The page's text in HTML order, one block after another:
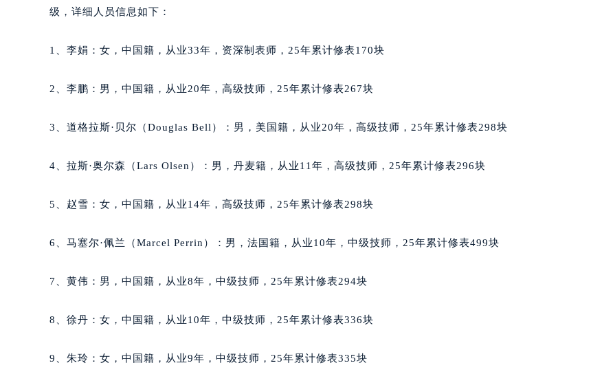
吉林省白城市洮北区明仁南街泰格豪雅售后服务中心（需提前预约）
吉林省吉林市船营区河南街泰格豪雅售后服务中心（需提前预约）
吉林省梅河口市新华街道梅河大街泰格豪雅售后服务中心（需提前预约）
吉林省松原市宁江区五环大街泰格豪雅售后服务中心（需提前预约）
吉林省延边市延吉市解放路泰格豪雅售后服务中心（需提前预约）
辽宁省本溪市平山区胜利路泰格豪雅售后服务中心（需提前预约）
辽宁省丹东市振兴区七经街泰格豪雅售后服务中心（需提前预约）
辽宁省阜新市海州区解放大街泰格豪雅售后服务中心（需提前预约）
辽宁省锦州市古塔区中央大街泰格豪雅售后服务中心（需提前预约）
辽宁省盘锦市兴隆台区石油大街泰格豪雅售后服务中心（需提前预约）
级，详细人员信息如下：
1、李娟：女，中国籍，从业33年，资深制表师，25年累计修表170块
2、李鹏：男，中国籍，从业20年，高级技师，25年累计修表267块
3、道格拉斯·贝尔（Douglas Bell）：男，美国籍，从业20年，高级技师，25年累计修表298块
4、拉斯·奥尔森（Lars Olsen）：男，丹麦籍，从业11年，高级技师，25年累计修表296块
5、赵雪：女，中国籍，从业14年，高级技师，25年累计修表298块
6、马塞尔·佩兰（Marcel Perrin）：男，法国籍，从业10年，中级技师，25年累计修表499块
7、黄伟：男，中国籍，从业8年，中级技师，25年累计修表294块
8、徐丹：女，中国籍，从业10年，中级技师，25年累计修表336块
9、朱玲：女，中国籍，从业9年，中级技师，25年累计修表335块